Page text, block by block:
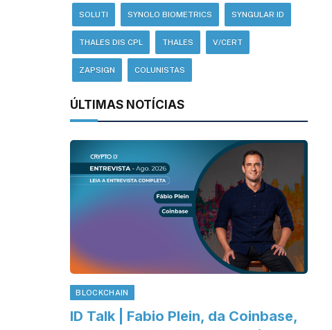
SOLUTI SYNOLO BIOMETRICS SYNGULAR ID
THALES DIS CPL THALES V/CERT
ZAPSIGN COLUNISTAS
ÚLTIMAS NOTÍCIAS
BLOCKCHAIN
ID Talk | Fabio Plein, da Coinbase,